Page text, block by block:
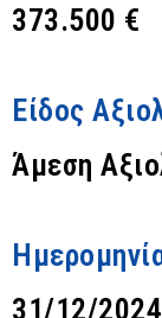
373.500 €
Είδος
Άμεση
31/12/